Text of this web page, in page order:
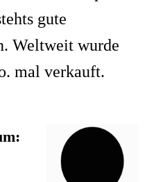
gute
Weltweit wurde
mal verkauft.